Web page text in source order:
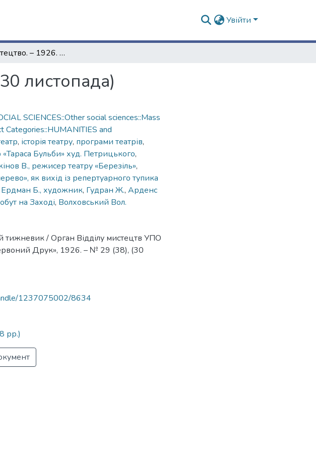
Увійти
Нове мистецтво. – 1926. – № 29 (38) (30 листопада)
листопада)
SCIENCES::Other social sciences::Mass
Categories::HUMANITIES and
, історія театру, програми театрів,
«Тараса Бульби» худ. Петрицького,
В., режисер театру «Березіль»,
як вихід із репертуарного тупика
Ердман Б., художник, Гудран Ж., Арденс
на Заході, Волховський Вол.
тижневик / Орган Відділу мистецтв УПО
Друк», 1926. – № 29 (38), (30
1237075002/8634
рр.)